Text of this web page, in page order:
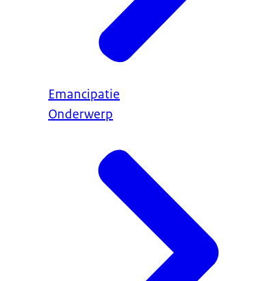
Emancipatie
Onderwerp